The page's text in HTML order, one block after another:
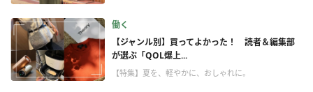
働く
【ジャンル別】買ってよかった！ 読者＆編集部
が選ぶ「QOL爆上...
【特集】夏を、軽やかに、おしゃれに。